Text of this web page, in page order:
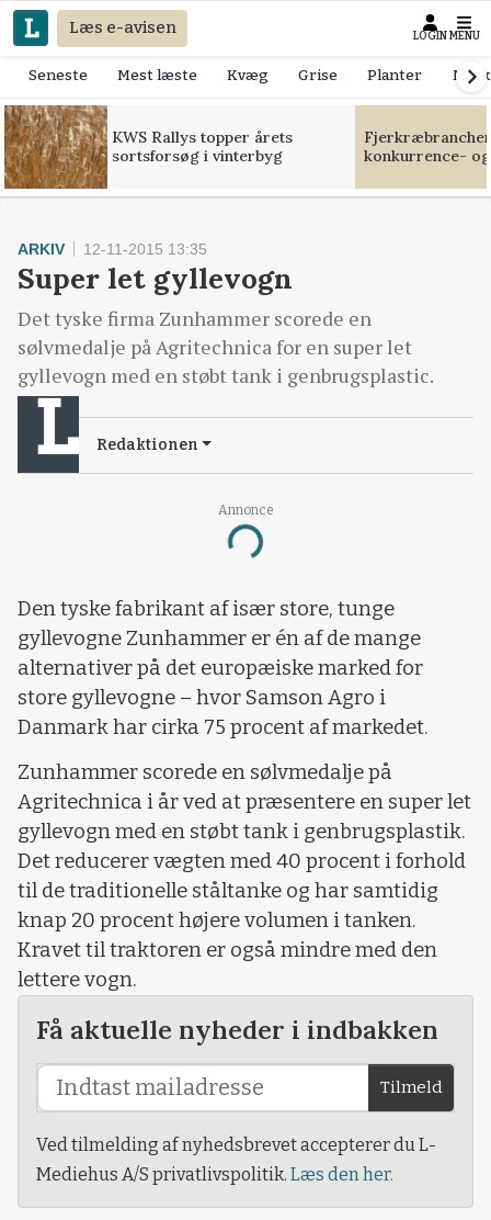
Læs e-avisen LOGIN MENU
Seneste Mest læste Kvæg Grise Planter
KWS Rallys topper årets
sortsforsøg i vinterbyg
konkurrence-
Annonce
Loading...
ARKIV 12-11-2015 13:35
Super let gyllevogn
Det tyske firma Zunhammer scorede en
sølvmedalje på Agritechnica for en super let
gyllevogn med en støbt tank i genbrugsplastic.
Redaktionen
Den tyske fabrikant af især store, tunge
gyllevogne Zunhammer er én af de mange
alternativer på det europæiske marked for
store gyllevogne – hvor Samson Agro i
Danmark har cirka 75 procent af markedet.
Zunhammer scorede en sølvmedalje på
Agritechnica i år ved at præsentere en super let
gyllevogn med en støbt tank i genbrugsplastik.
Det reducerer vægten med 40 procent i forhold
til de traditionelle ståltanke og har samtidig
knap 20 procent højere volumen i tanken.
Kravet til traktoren er også mindre med den
lettere vogn.
Få aktuelle nyheder i indbakken
Tilmeld
Ved tilmelding af nyhedsbrevet accepterer du L-
Mediehus A/S privatlivspolitik. Læs den her.